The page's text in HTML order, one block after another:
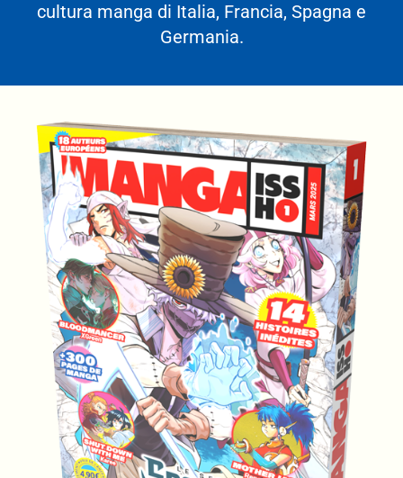
cultura manga di Italia, Francia, Spagna e
Germania.